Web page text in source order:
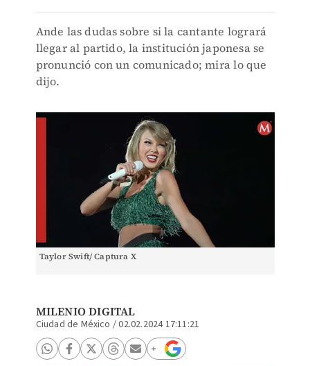
Ande las dudas sobre si la cantante logrará
llegar al partido, la institución japonesa se
pronunció con un comunicado; mira lo que
dijo.
Taylor Swift/ Captura X
MILENIO DIGITAL
Ciudad de México /02.02.2024 17:11:21